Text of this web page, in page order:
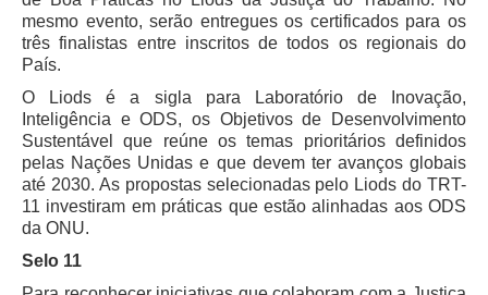
Servidores
Comitê de Segurança Permanente
Aprendizagem
Comitê de Incentivo à Participação Institucional Feminina
no âmbito do TRT-11
Comitê de Prevenção e Enfrentamento do Assédio
Moral, do Assédio Sexual e da Discriminação
mesmo evento, serão entregues os certificados para os
três finalistas entre inscritos de todos os regionais do
País.
O Liods é a sigla para Laboratório de Inovação,
Inteligência e ODS, os Objetivos de Desenvolvimento
Sustentável que reúne os temas prioritários definidos
pelas Nações Unidas e que devem ter avanços globais
até 2030. As propostas selecionadas pelo Liods do TRT-
11 investiram em práticas que estão alinhadas aos ODS
da ONU.
Selo 11